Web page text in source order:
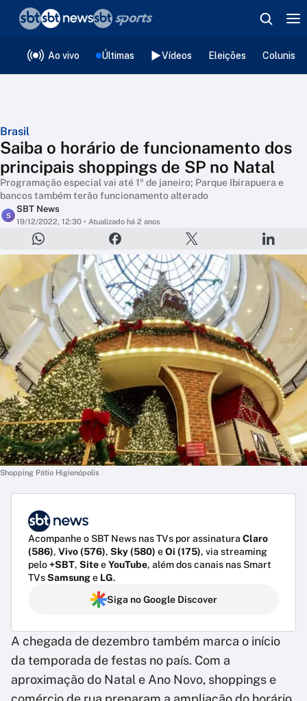
Ao vivo Últimas Vídeos Eleições
Brasil
Saiba o horário de funcionamento dos
principais shoppings de SP no Natal
Programação especial vai até 1º de janeiro; Parque Ibirapuera e
bancos também terão funcionamento alterado
S
SBT News
19/12/2022, 12:30 • Atualizado há 2 anos
Shopping Pátio Higienópolis
Acompanhe o SBT News nas TVs por assinatura Claro
(586), Vivo (576), Sky (580) eOi (175), via streaming
pelo+SBT, SiteeYouTube, além dos canais nas Smart
TVsSamsunge LG.
Siga no Google Discover
A chegada de dezembro também marca o início
da temporada de festas no país. Com a
aproximação do Natal e Ano Novo, shoppings e
❮voltar
Editorias